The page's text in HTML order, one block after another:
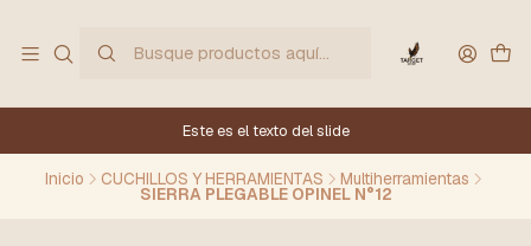
Este es el texto del slide
Inicio CUCHILLOS Y HERRAMIENTAS Multiherramientas
SIERRA PLEGABLE OPINEL N°12